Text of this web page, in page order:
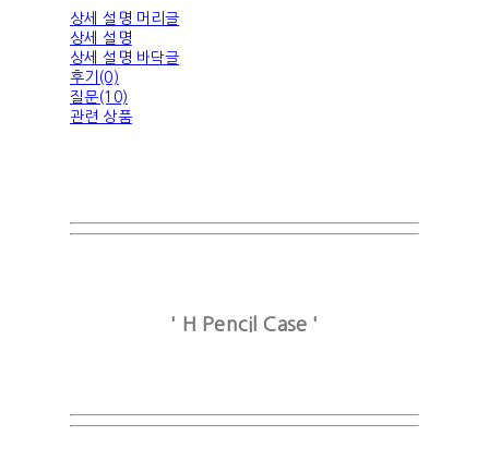
상세 설명 머리글
상세 설명
상세 설명 바닥글
후기(0)
질문(10)
관련 상품
' H Pencil Case '